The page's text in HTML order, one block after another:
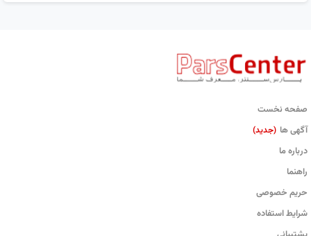
صفحه نخست
آگهی ها (جدید)
درباره ما
راهنما
حریم خصوصی
شرایط استفاده